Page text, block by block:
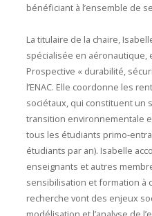
bénéficiant à l’ensemble de
La titulaire de la chaire,
spécialisée en aéronautique,
Prospective « durabilité,
l’ENAC. Elle coordonne les
sociétaux, qui constituent un
transition environnementale
tous les étudiants primo-
étudiants par an). Isabelle
enseignants et autres
sensibilisation et formation à
recherche vont des enjeux